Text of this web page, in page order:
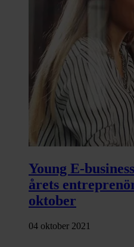
Young E-
årets
oktober
04 oktober 2021